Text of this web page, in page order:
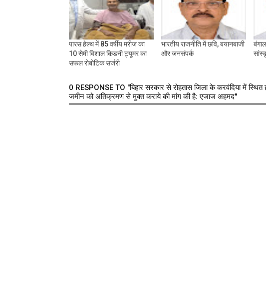
पारस हेल्थ में 85 वर्षीय मरीज का
10 सेमी विशाल किडनी ट्यूमर का
सफल रोबोटिक सर्जरी
भारतीय राजनीति में छवि, बयानबाजी
और जनसंपर्क
0 RESPONSE TO "बिहार सरकार से रोहतास जिला के करवंदिया में
जमीन को अतिक्रमण से मुक्त कराये की मांग की है: एजाज अहमद"